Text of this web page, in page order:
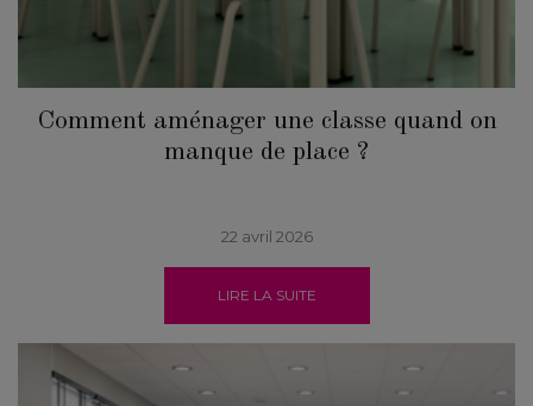
Comment aménager une classe quand on
manque de place ?
22 avril 2026
LIRE LA SUITE